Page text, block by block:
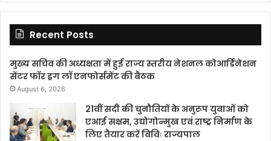
Recent Posts
मुख्य सचिव की अध्यक्षता में हुई राज्य स्तरीय नेशनल कोआर्डिनेशन
सेंटर फॉर ड्रग लॉ एनफोर्समेंट की बैठक
August 6, 2026
21वीं सदी की चुनौतियों के अनुरूप युवाओं को
एआई सक्षम, उद्योगोन्मुख एवं राष्ट्र निर्माण के
लिए तैयार करें विविः राज्यपाल